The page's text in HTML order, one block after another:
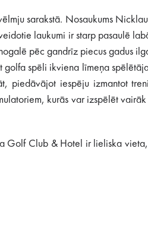
sarakstā. Nosaukums
laukumi ir starp pasaulē
pēc gandrīz piecus gadus
spēli ikviena līmeņa
piedāvājot iespēju izmantot
kurās var izspēlēt
Golf Club & Hotel ir lieliska